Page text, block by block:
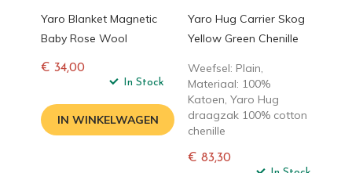
Yaro Blanket Magnetic
Baby Rose Wool
€ 34,00
In Stock
IN WINKELWAGEN
Yaro Hug Carrier Skog
Yellow Green Chenille
Weefsel: Plain,
Materiaal: 100%
Katoen, Yaro Hug
draagzak 100% cotton
chenille
€ 83,30